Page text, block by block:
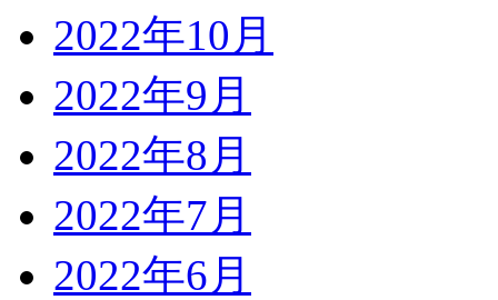
2022年10月
2022年9月
2022年8月
2022年7月
2022年6月